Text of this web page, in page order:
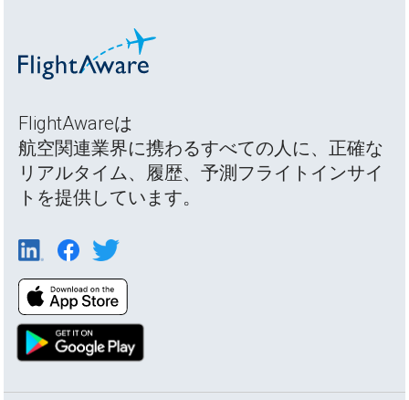
FlightAwareは
航空関連業界に携わるすべての人に、正確な
リアルタイム、履歴、予測フライトインサイ
トを提供しています。